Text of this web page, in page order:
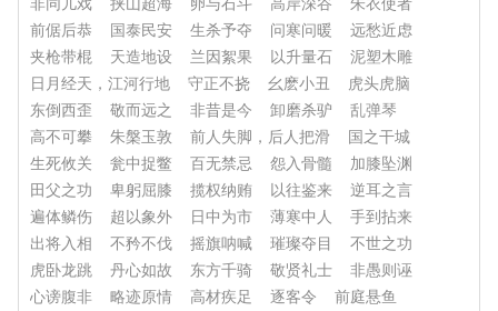
前倨后恭
国泰民安 生杀予夺 问寒问暖
远愁近虑
夹枪带棍
天造地设 兰因絮果 以升量石
泥塑木雕
日月经天，江河行地
守正不挠 幺麽小丑
虎头虎脑
东倒西歪
敬而远之 非昔是今 卸磨杀驴
乱弹琴
高不可攀
朱槃玉敦 前人失脚，后人把滑
国之干城
生死攸关
瓮中捉鳖 百无禁忌 怨入骨髓
加膝坠渊
田父之功
卑躬屈膝 揽权纳贿 以往鉴来
逆耳之言
遍体鳞伤
超以象外 日中为市 薄寒中人
手到拈来
出将入相
不矜不伐 摇旗呐喊 璀璨夺目
不世之功
虎卧龙跳
丹心如故 东方千骑 敬贤礼士
非愚则诬
心谤腹非
略迹原情 高材疾足 逐客令
前庭悬鱼